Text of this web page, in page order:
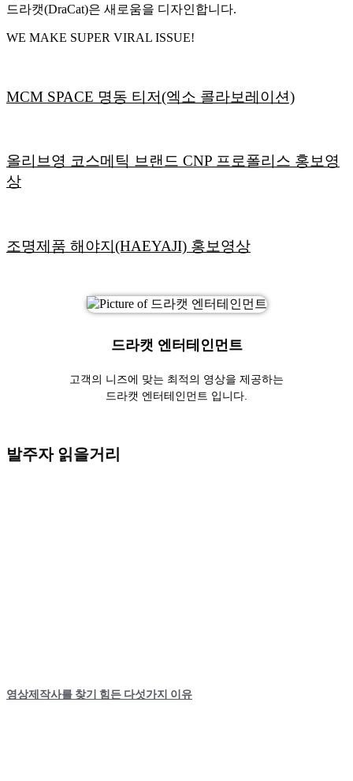
드라캣(DraCat)은 새로움을 디자인합니다.
WE MAKE SUPER VIRAL ISSUE!
MCM SPACE 명동 티저(엑소 콜라보레이션)
올리브영 코스메틱 브랜드 CNP 프로폴리스 홍보영
상
조명제품 해야지(HAEYAJI) 홍보영상
드라캣 엔터테인먼트
고객의 니즈에 맞는 최적의 영상을 제공하는
드라캣 엔터테인먼트 입니다.
발주자 읽을거리
영상제작사를 찾기 힘든 다섯가지 이유